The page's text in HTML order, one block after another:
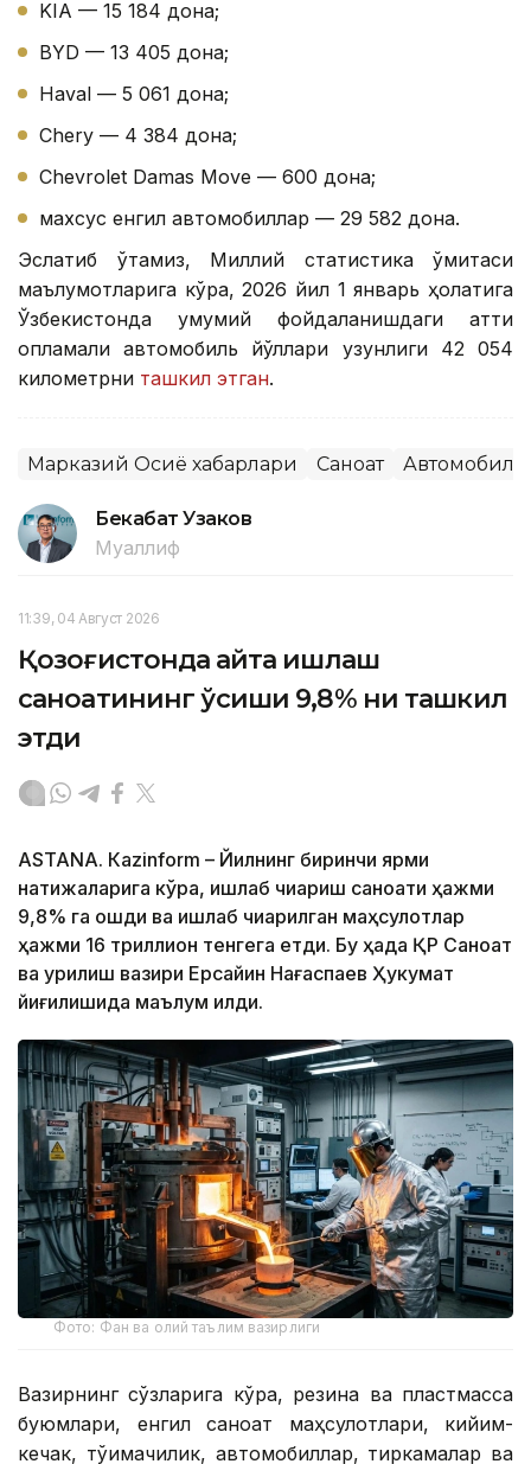
KIA — 15 184 дона;
BYD — 13 405 дона;
Haval — 5 061 дона;
Chery — 4 384 дона;
Chevrolet Damas Move — 600 дона;
махсус енгил автомобиллар — 29 582 дона.
Эслатиб ўтамиз, Миллий статистика қўмитаси
маълумотларига кўра, 2026 йил 1 январь ҳолатига
Ўзбекистонда умумий фойдаланишдаги қаттиқ
қопламали автомобиль йўллари узунлиги 42 054
километрни ташкил этган.
Марказий Осиё хабарлари Саноат
Бекабат Узаков
Муаллиф
11:39, 04 Август 2026
Қозоғистонда қайта ишлаш
саноатининг ўсиши 9,8% ни ташкил
этди
ASTANА. Кazinform – Йилнинг биринчи ярми
натижаларига кўра, ишлаб чиқариш саноати ҳажми
9,8% га ошди ва ишлаб чиқарилган маҳсулотлар
ҳажми 16 триллион тенгега етди. Бу ҳақда ҚР Саноат
ва қурилиш вазири Ерсайин Нағаспаев Ҳукумат
йиғилишида маълум қилди.
Фото: Фан ва олий таълим вазирлиги
Вазирнинг сўзларига кўра, резина ва пластмасса
буюмлари, енгил саноат маҳсулотлари, кийим-
кечак, тўқимачилик, автомобиллар, тиркамалар ва